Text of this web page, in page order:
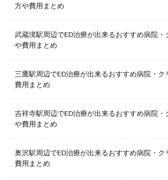
方や費用まとめ
武蔵境駅周辺でED治療が出来るおすすめ病院
や費用まとめ
三鷹駅周辺でED治療が出来るおすすめ病院・
費用まとめ
吉祥寺駅周辺でED治療が出来るおすすめ病院
や費用まとめ
奥沢駅周辺でED治療が出来るおすすめ病院・
費用まとめ